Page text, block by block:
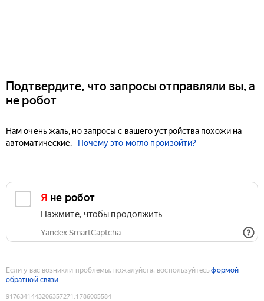
Подтвердите, что запросы отправляли вы, а
не робот
Нам очень жаль, но запросы с вашего устройства похожи на
автоматические.
Почему это могло произойти?
Я не робот
Нажмите, чтобы продолжить
Yandex SmartCaptcha
Если у вас возникли проблемы, пожалуйста, воспользуйтесьформой
обратной связи
9176341443206357271 :1786005584